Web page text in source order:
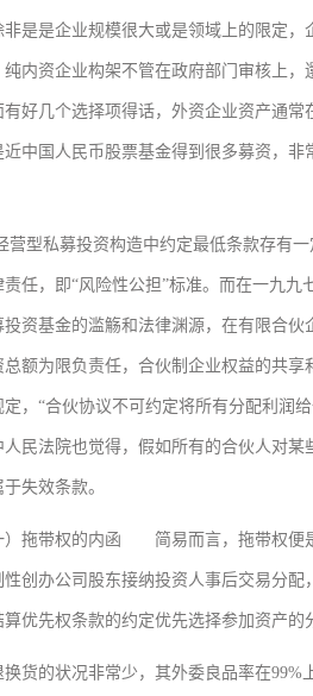
是是企业规模很大或是领域上的限定
内资企业构架不管在政府部门审核上
好几个选择项得话，外资企业资产通
中国人民币股票基金得到很多募资，
私募投资构造中约定最低条款存有一
任，即“风险性公担”标准。而在一九
资基金的滥觞和法律渊源，在有限合
额为限负责任，合伙制企业权益的共
，“合伙协议不可约定将所有分配利润
民法院也觉得，假如所有的合伙人对
失效条款。
权的内函 简易而言，拖带权便是投
性创办公司股东接纳投资人事后交易
优先权条款的约定优先选择参加资产的
的状况非常少，其外委良品率在